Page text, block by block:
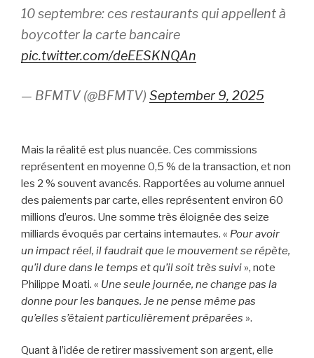
10 septembre: ces restaurants qui appellent à
boycotter la carte bancaire
pic.twitter.com/deEESKNQAn
— BFMTV (@BFMTV) September 9, 2025
Mais la réalité est plus nuancée. Ces commissions
représentent en moyenne 0,5 % de la transaction, et non
les 2 % souvent avancés. Rapportées au volume annuel
des paiements par carte, elles représentent environ 60
millions d’euros. Une somme très éloignée des seize
milliards évoqués par certains internautes. « Pour avoir
un impact réel, il faudrait que le mouvement se répète,
qu’il dure dans le temps et qu’il soit très suivi », note
Philippe Moati. « Une seule journée, ne change pas la
donne pour les banques. Je ne pense même pas
qu’elles s’étaient particulièrement préparées ».
Quant à l’idée de retirer massivement son argent, elle